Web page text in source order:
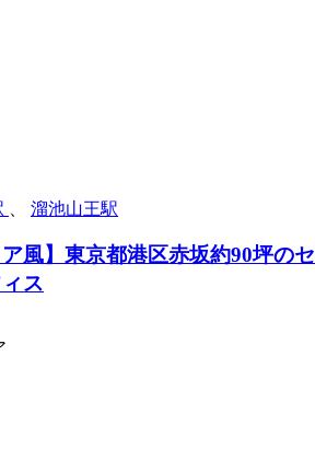
溜池山王駅
ア風】東京都港区赤坂約90坪の
ス